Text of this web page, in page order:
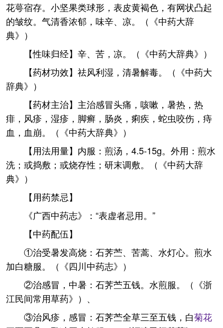
花萼宿存。小坚果类球形，表皮黄褐色，有网状凸起
的皱纹。气清香浓郁，味辛、凉。（《中药大辞
典》）
【性味归经】辛、苦，凉。（《中药大辞典》）
【药材功效】祛风利湿，清暑解毒。（《中药大
辞典》）
【药材主治】主治感冒头痛，咳嗽，暑热，热
痱，风疹，湿疹，脚癣，肠炎，痢疾，蛇虫咬伤，痔
血，血崩。（《中药大辞典》）
【用法用量】内服：煎汤，4.5-15g。外用：煎水
洗；或捣敷；或烧存性；研末调敷。（《中药大辞
典》）
【用药禁忌】
《广西中药志》：“表虚者忌用。”
【中药配伍】
①治受暑发高烧：石荠苎、苦蒿、水灯心。煎水
加白糖服。（《四川中药志》）
②治感冒，中暑：石荠苎五钱。水煎服。（《浙
江民间常用草药》）、
③治风疹，感冒：石荠苎全草三至五钱，白菊花